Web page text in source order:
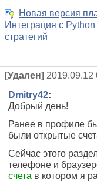
Новая версия
Интеграция с
стратегий
[Удален] 2019.09.12
Dmitry42:
Добрый день!
Ранее в профиле
были открытые
Сейчас этого
телефоне и
счета в котором я